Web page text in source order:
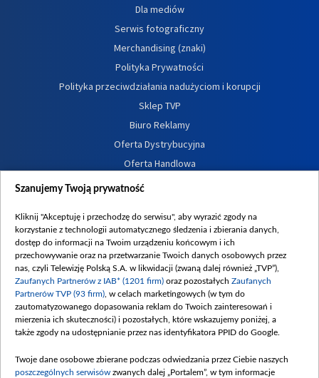
Dla mediów
Serwis fotograficzny
Merchandising (znaki)
Polityka Prywatności
Polityka przeciwdziałania nadużyciom i korupcji
Sklep TVP
Biuro Reklamy
Oferta Dystrybucyjna
Oferta Handlowa
Dostępność
Procedura zgłoszeń wewnętrznych
Szanujemy Twoją prywatność
Kliknij "Akceptuję i przechodzę do serwisu", aby wyrazić zgody na
korzystanie z technologii automatycznego śledzenia i zbierania danych,
dostęp do informacji na Twoim urządzeniu końcowym i ich
przechowywanie oraz na przetwarzanie Twoich danych osobowych przez
nas, czyli Telewizję Polską S.A. w likwidacji (zwaną dalej również „TVP”),
Zaufanych Partnerów z IAB* (1201 firm) oraz pozostałych Zaufanych
Partnerów TVP (93 firm) , w celach marketingowych (w tym do
zautomatyzowanego dopasowania reklam do Twoich zainteresowań i
mierzenia ich skuteczności) i pozostałych, które wskazujemy poniżej, a
także zgody na udostępnianie przez nas identyfikatora PPID do Google.
Twoje dane osobowe zbierane podczas odwiedzania przez Ciebie naszych
poszczególnych serwisów zwanych dalej „Portalem”, w tym informacje